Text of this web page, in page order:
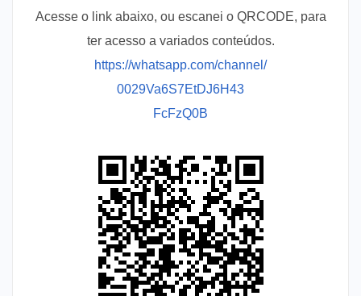
Acesse o link abaixo, ou escanei o QRCODE, para
ter acesso a variados conteúdos.
https://whatsapp.com/channel/
0029Va6S7EtDJ6H43
FcFzQ0B